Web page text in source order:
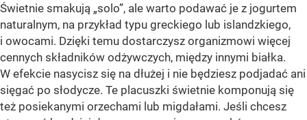
Świetnie smakują „solo”, ale warto podawać je z jogurtem
naturalnym, na przykład typu greckiego lub islandzkiego,
i owocami. Dzięki temu dostarczysz organizmowi więcej
cennych składników odżywczych, między innymi białka.
W efekcie nasycisz się na dłużej i nie będziesz podjadać ani
sięgać po słodycze. Te placuszki świetnie komponują się
też posiekanymi orzechami lub migdałami. Jeśli chcesz